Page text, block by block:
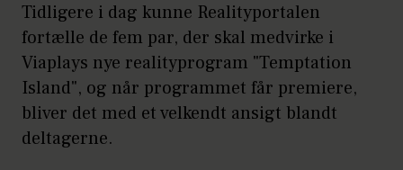
Tidligere i dag kunne Realityportalen
fortælle de fem par, der skal medvirke i
Viaplays nye realityprogram "Temptation
Island", og når programmet får premiere,
bliver det med et velkendt ansigt blandt
deltagerne.